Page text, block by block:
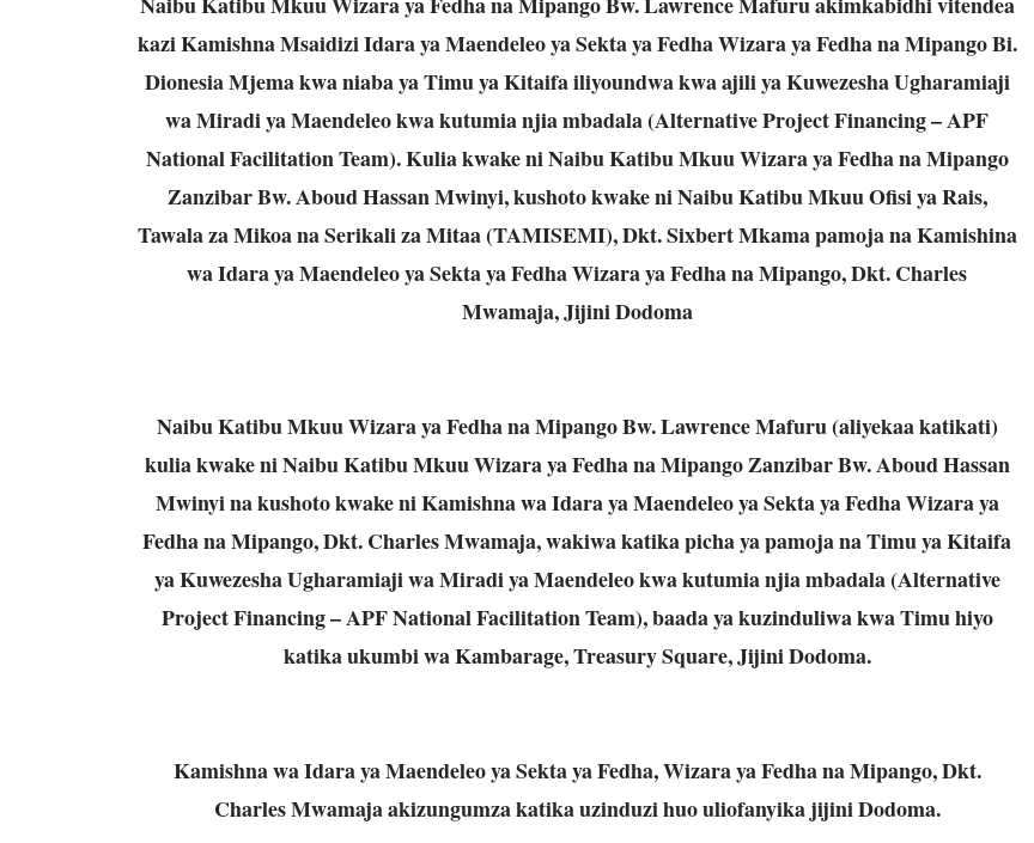
kazi Kamishna Msaidizi Idara ya Maendeleo ya Sekta ya Fedha Wizara ya Fedha na Mipango Bi.
Dionesia Mjema kwa niaba ya Timu ya Kitaifa iliyoundwa kwa ajili ya Kuwezesha Ugharamiaji
wa Miradi ya Maendeleo kwa kutumia njia mbadala (Alternative Project Financing – APF
National Facilitation Team). Kulia kwake ni Naibu Katibu Mkuu Wizara ya Fedha na Mipango
Zanzibar Bw. Aboud Hassan Mwinyi, kushoto kwake ni Naibu Katibu Mkuu Ofisi ya Rais,
Tawala za Mikoa na Serikali za Mitaa (TAMISEMI), Dkt. Sixbert Mkama pamoja na Kamishina
wa Idara ya Maendeleo ya Sekta ya Fedha Wizara ya Fedha na Mipango, Dkt. Charles
Mwamaja, Jijini Dodoma
Naibu Katibu Mkuu Wizara ya Fedha na Mipango Bw. Lawrence Mafuru (aliyekaa katikati)
kulia kwake ni Naibu Katibu Mkuu Wizara ya Fedha na Mipango Zanzibar Bw. Aboud Hassan
Mwinyi na kushoto kwake ni Kamishna wa Idara ya Maendeleo ya Sekta ya Fedha Wizara ya
Fedha na Mipango, Dkt. Charles Mwamaja, wakiwa katika picha ya pamoja na Timu ya Kitaifa
ya Kuwezesha Ugharamiaji wa Miradi ya Maendeleo kwa kutumia njia mbadala (Alternative
Project Financing – APF National Facilitation Team), baada ya kuzinduliwa kwa Timu hiyo
katika ukumbi wa Kambarage, Treasury Square, Jijini Dodoma.
Kamishna wa Idara ya Maendeleo ya Sekta ya Fedha, Wizara ya Fedha na Mipango, Dkt.
Charles Mwamaja akizungumza katika uzinduzi huo uliofanyika jijini Dodoma.